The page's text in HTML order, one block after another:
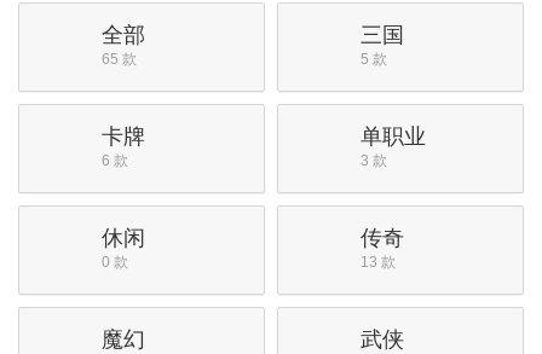
全部
65 款
三国
5 款
卡牌
6 款
单职业
3 款
休闲
0 款
传奇
13 款
魔幻 武侠